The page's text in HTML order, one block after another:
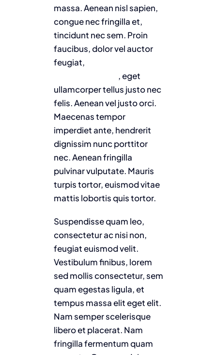
massa. Aenean nisl sapien,
congue nec fringilla et,
tincidunt nec sem. Proin
faucibus, dolor vel auctor
feugiat,
, eget
ullamcorper tellus justo nec
felis. Aenean vel justo orci.
Maecenas tempor
imperdiet ante, hendrerit
dignissim nunc porttitor
nec. Aenean fringilla
pulvinar vulputate. Mauris
turpis tortor, euismod vitae
mattis lobortis quis tortor.
Suspendisse quam leo,
consectetur ac nisi non,
feugiat euismod velit.
Vestibulum finibus, lorem
sed mollis consectetur, sem
quam egestas ligula, et
tempus massa elit eget elit.
Nam semper scelerisque
libero et placerat. Nam
fringilla fermentum quam